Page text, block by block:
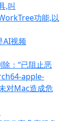
,叫
功能,以
AI视频
：“已阻止恶
apple-
对Mac造成危